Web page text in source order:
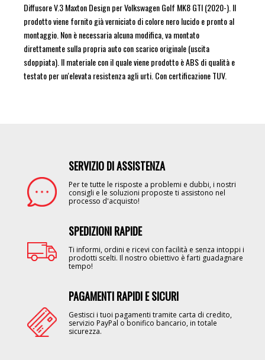
Diffusore V.3 Maxton Design per Volkswagen Golf MK8 GTI (2020-). Il
prodotto viene fornito già verniciato di colore nero lucido e pronto al
montaggio. Non è necessaria alcuna modifica, va montato
direttamente sulla propria auto con scarico originale (uscita
sdoppiata). Il materiale con il quale viene prodotto è ABS di qualità e
testato per un'elevata resistenza agli urti. Con certificazione TUV.
SERVIZIO DI ASSISTENZA
Per te tutte le risposte a problemi e dubbi, i nostri
consigli e le soluzioni proposte ti assistono nel
processo d'acquisto!
SPEDIZIONI RAPIDE
Ti informi, ordini e ricevi con facilità e senza intoppi i
prodotti scelti. Il nostro obiettivo è farti guadagnare
tempo!
PAGAMENTI RAPIDI E SICURI
Gestisci i tuoi pagamenti tramite carta di credito,
servizio PayPal o bonifico bancario, in totale
sicurezza.